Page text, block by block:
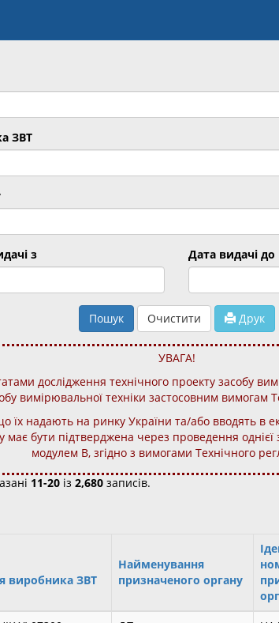
ЗВТ
з Дата видачі до
Пошук Очистити Друк
УВАГА!
дослідження технічного проекту засобу
вимірювальної техніки застосовним вимогам
їх надають на ринку України та/або вводять в
бути підтверджена через проведення
модулем В, згідно з вимогами Технічного
11-20 із 2,680 записів.
виробника ЗВТ
Найменування
призначеного органу